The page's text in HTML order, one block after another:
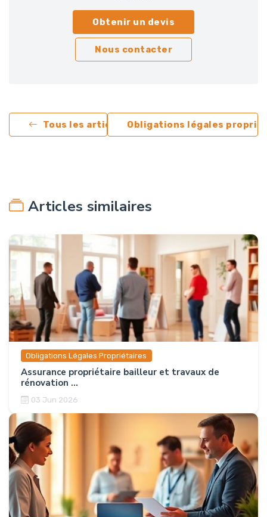
Obtenir un devis
Nous contacter
Tous les articles Obligations légales
Articles similaires
Obligations Légales Propriétaires
Assurance propriétaire bailleur et travaux de
rénovation ...
03 Jun 2026